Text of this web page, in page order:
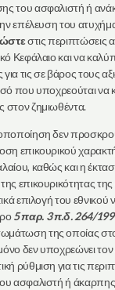
του ασφαλιστή ή
επέλευση του
ώστεστις περιπτώσεις
Κεφάλαιο και να
τις σε βάρος τους
που υποχρεούται να
στον ζημιωθέντα.
δεν
επικουρικού
καθώς και η
επικουρικότητας
επιλογή του
5 παρ. 3 π.δ. 264/
της οποίας
δεν υποχρεώνει
ρύθμιση για τις
ασφαλιστή ή